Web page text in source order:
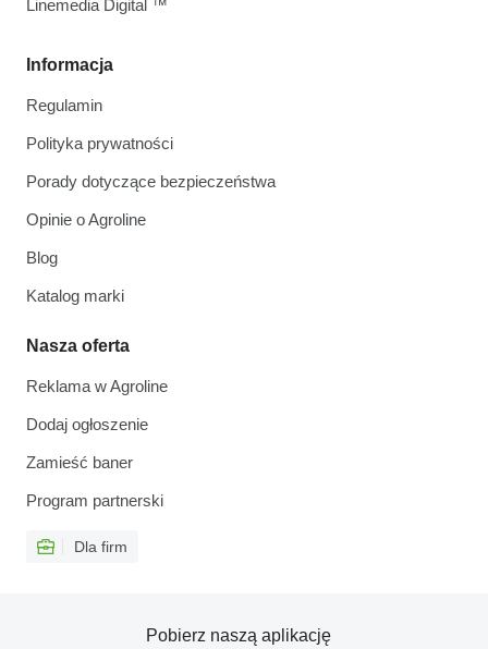
Informacja
Regulamin
Polityka prywatności
Porady dotyczące bezpieczeństwa
Opinie o Agroline
Blog
Katalog marki
Nasza oferta
Reklama w Agroline
Dodaj ogłoszenie
Zamieść baner
Program partnerski
Dla firm
Linemedia Digital ™
Pobierz naszą aplikację